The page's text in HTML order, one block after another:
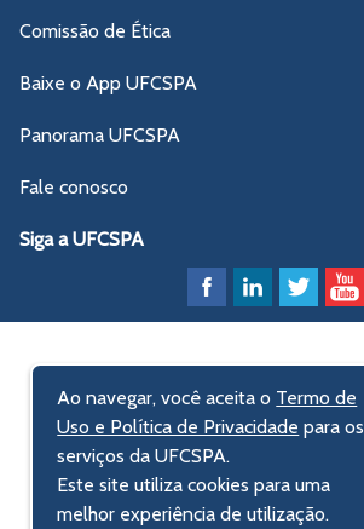
Comissão de Ética
Baixe o App UFCSPA
Panorama UFCSPA
Fale conosco
Siga a UFCSPA
Ao navegar, você aceita o Termo de
Uso e Política de Privacidade para os
serviços da UFCSPA.
Este site utiliza cookies para uma
melhor experiência de utilização.